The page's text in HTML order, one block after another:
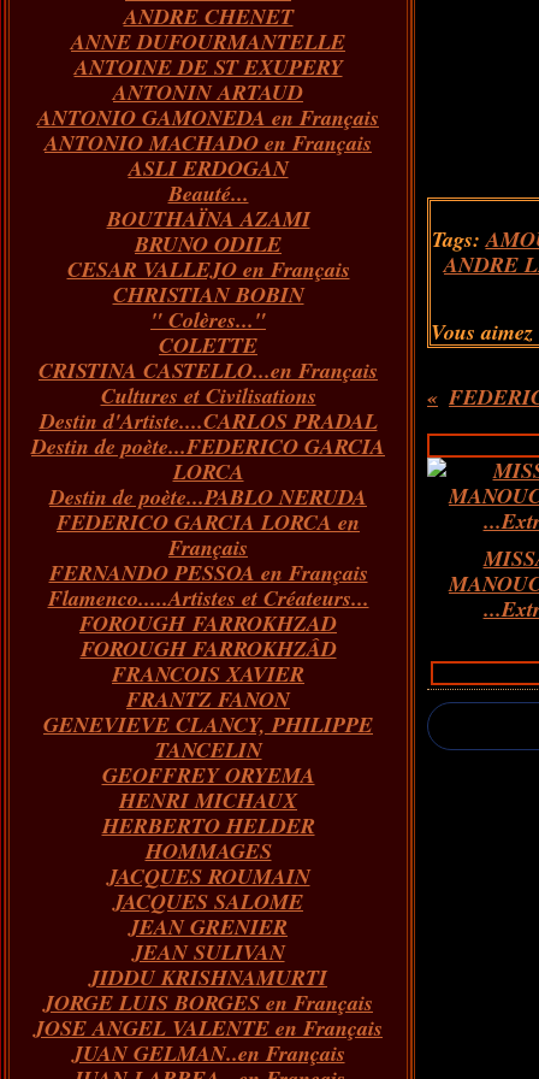
Janvier(60)
Février(68)
Janvier(86)
Mars(65)
Février(70)
Janvier(66)
Avril(76)
Mars(66)
Février(67)
Janvier(73)
Mai(82)
Avril(62)
Mars(66)
Février(55)
Janvier(43)
Juin(84)
Mai(89)
Avril(59)
Mars(73)
Février(54)
Janvier(51)
Juillet(72)
Juin(65)
Mai(97)
Avril(73)
Mars(100)
Février(146)
Janvier(124)
Août(40)
Juillet(31)
Juin(26)
ANDRE CHENET
ANNE DUFOURMANTELLE
ANTOINE DE ST EXUPERY
ANTONIN ARTAUD
ANTONIO GAMONEDA en Français
ANTONIO MACHADO en Français
ASLI ERDOGAN
Beauté...
BOUTHAÏNA AZAMI
BRUNO ODILE
CESAR VALLEJO en Français
CHRISTIAN BOBIN
" Colères..."
COLETTE
CRISTINA CASTELLO...en Français
Cultures et Civilisations
Destin d'Artiste....CARLOS PRADAL
Destin de poète...FEDERICO GARCIA
LORCA
Destin de poète...PABLO NERUDA
FEDERICO GARCIA LORCA en
Français
FERNANDO PESSOA en Français
Flamenco.....Artistes et Créateurs...
FOROUGH FARROKHZAD
FOROUGH FARROKHZÂD
FRANCOIS XAVIER
FRANTZ FANON
GENEVIEVE CLANCY, PHILIPPE
TANCELIN
GEOFFREY ORYEMA
HENRI MICHAUX
HERBERTO HELDER
HOMMAGES
JACQUES ROUMAIN
JACQUES SALOME
JEAN GRENIER
JEAN SULIVAN
JIDDU KRISHNAMURTI
JORGE LUIS BORGES en Français
JOSE ANGEL VALENTE en Français
JUAN GELMAN..en Français
Tags:
ANDRE
Vous aimez